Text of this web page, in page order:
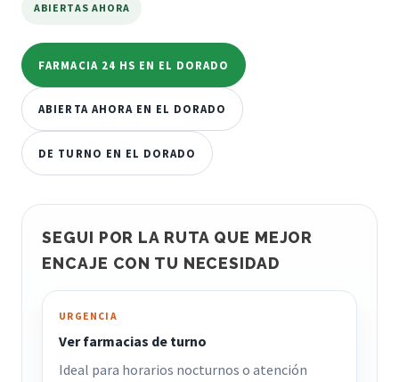
ABIERTAS AHORA
FARMACIA 24 HS EN EL DORADO
ABIERTA AHORA EN EL DORADO
DE TURNO EN EL DORADO
SEGUI POR LA RUTA QUE MEJOR
ENCAJE CON TU NECESIDAD
URGENCIA
Ver farmacias de turno
Ideal para horarios nocturnos o atención